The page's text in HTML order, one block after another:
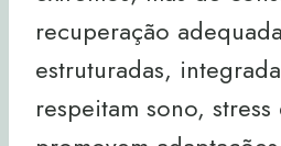
recuperação
estruturadas,
respeitam sono,